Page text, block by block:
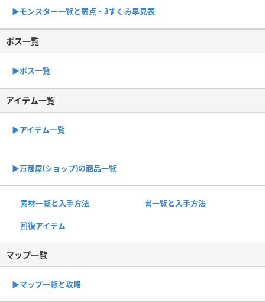
▶︎モンスター一覧と弱点・3すくみ早見表
ボス一覧
▶︎ボス一覧
アイテム一覧
▶アイテム一覧
▶︎万商屋(ショップ)の商品一覧
素材一覧と入手方法 書一覧と入手方法
回復アイテム
マップ一覧
▶︎マップ一覧と攻略